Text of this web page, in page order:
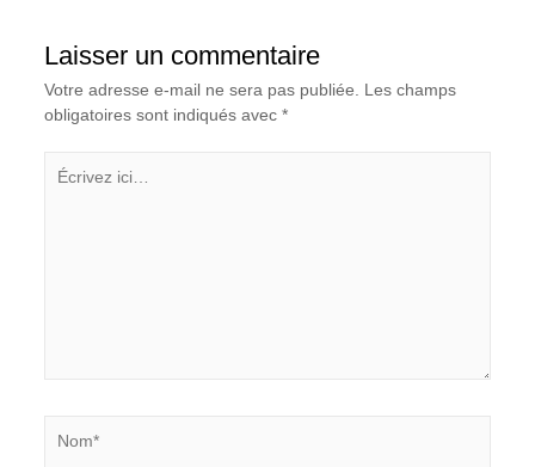
Laisser un commentaire
Votre adresse e-mail ne sera pas publiée.
Les champs
obligatoires sont indiqués avec *
Écrivez
ici…